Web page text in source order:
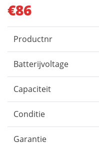
€86
Productnr
Batterijvoltage
Capaciteit
Conditie
Garantie